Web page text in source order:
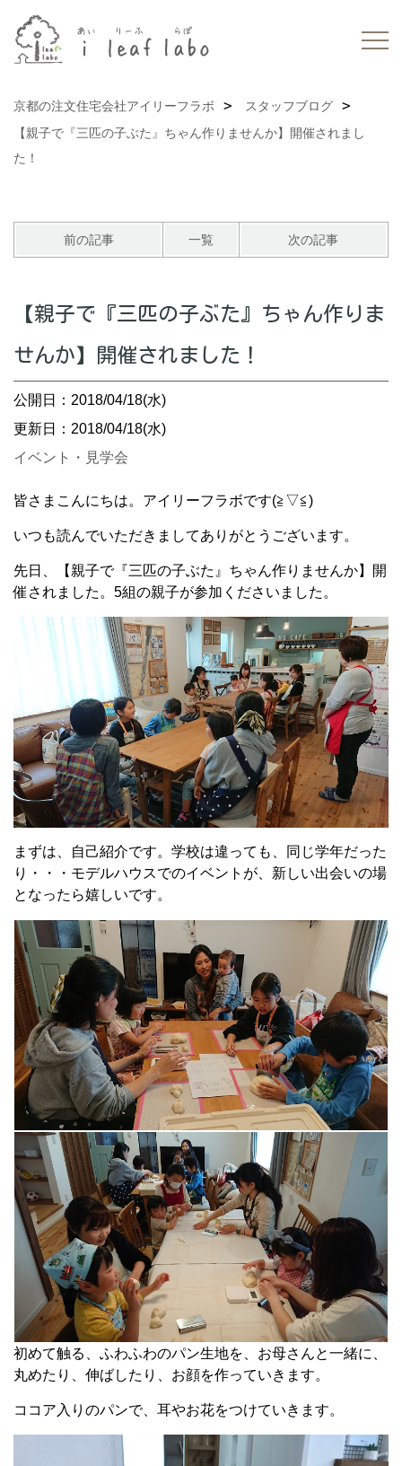
京都の注文住宅会社アイリーフラボ
スタッフブログ
【親子で『三匹の子ぶた』ちゃん作りませんか】開催されまし
た！
前の記事 一覧 次の記事
【親子で『三匹の子ぶた』ちゃん作りま
せんか】開催されました！
公開日：2018/04/18(水)
更新日：2018/04/18(水)
イベント・見学会
皆さまこんにちは。アイリーフラボです(≧▽≦)
いつも読んでいただきましてありがとうございます。
先日、【親子で『三匹の子ぶた』ちゃん作りませんか】開
催されました。5組の親子が参加くださいました。
まずは、自己紹介です。学校は違っても、同じ学年だった
り・・・モデルハウスでのイベントが、新しい出会いの場
となったら嬉しいです。
初めて触る、ふわふわのパン生地を、お母さんと一緒に、
丸めたり、伸ばしたり、お顔を作っていきます。
ココア入りのパンで、耳やお花をつけていきます。